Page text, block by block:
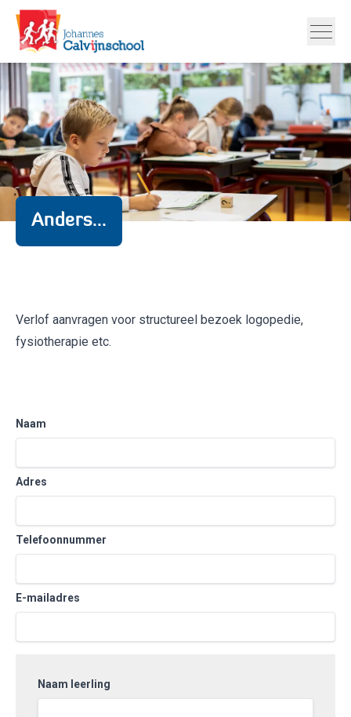
Anders...
Verlof aanvragen voor structureel bezoek logopedie,
fysiotherapie etc.
Naam
Adres
Telefoonnummer
E-mailadres
Naam leerling